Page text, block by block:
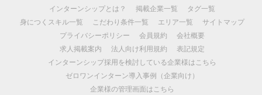
インターンシップとは？ 掲載企業一覧
タグ一覧
身につくスキル一覧
こだわり条件一覧 エリア一覧
サイトマップ
プライバシーポリシー
会員規約
会社概要
求人掲載案内
法人向け利用規約
表記規定
インターンシップ採用を検討している企業様はこちら
ゼロワンインターン導入事例（企業向け）
企業様の管理画面はこちら